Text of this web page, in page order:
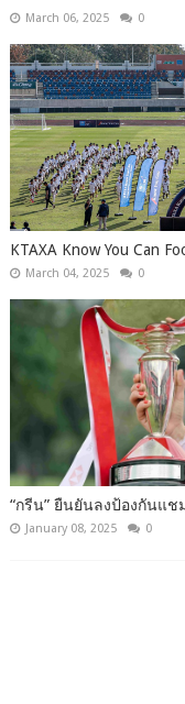
March 06, 2025 0
KTAXA Know You Can
March 04, 2025 0
“กรีน” ยืนยันลงป้องกันแ
January 08, 2025 0